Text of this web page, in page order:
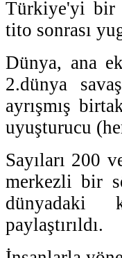
Türkiye'yi bir
tito sonrası
Dünya, ana
2.dünya
ayrışmış
uyuşturucu
Sayıları 200
merkezli bir
dünyadaki
paylaştırıldı.